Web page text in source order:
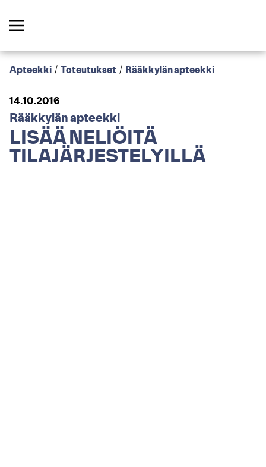
Apteekki / Toteutukset / Rääkkylän apteekki
14.10.2016
Rääkkylän apteekki
LISÄÄ NELIÖITÄ
TILAJÄRJESTELYILLÄ